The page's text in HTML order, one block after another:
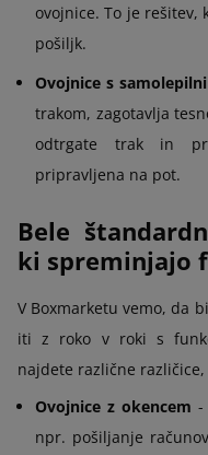
ovojnice. To je
pošiljk.
Ovojnice s
trakom, zagotavlja
odtrgate trak in
pripravljena na pot.
Bele
ki spreminjajo
V Boxmarketu vemo, da
iti z roko v roki s
najdete različne
Ovojnice z okencem -
npr. pošiljanje